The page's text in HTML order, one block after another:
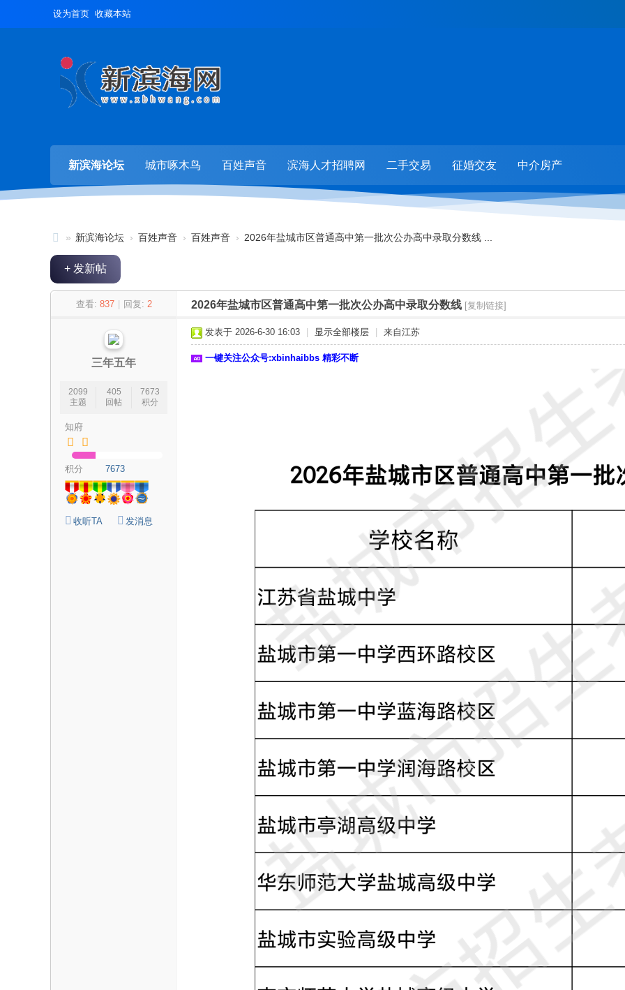
设为首页 收藏本站
新滨海论坛 城市啄木鸟 百姓声音 滨海人才招聘网 二手交易 征婚交友 中介房产
新
滨
» 新滨海论坛 › 百姓声音 › 百姓声音 › 2026年盐城市区普通高中第一批次公办高中录取分数线 ...
+ 发新帖
查看: 837 回复: 2 2026年盐城市区普通高中第一批次公办高中录取分数线 [复制链接]
三年五年
2099
主题
405
回帖
7673
积分
知府
积分 7673
收听TA 发消息
发表于 2026-6-30 16:03 显示全部楼层 来自江苏
一键关注公众号:xbinhaibbs 精彩不断